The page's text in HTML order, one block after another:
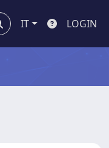
IT LOGIN